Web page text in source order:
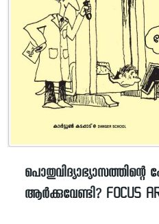
പൊതുവിദ്യാഭ്യാസത്തിന്റെ
ആർക്കുവേണ്ടി? FOCUS